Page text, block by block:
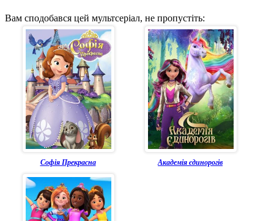
Вам сподобався цей мультсеріал, не пропустіть:
Софія Прекрасна Академія єдинорогів